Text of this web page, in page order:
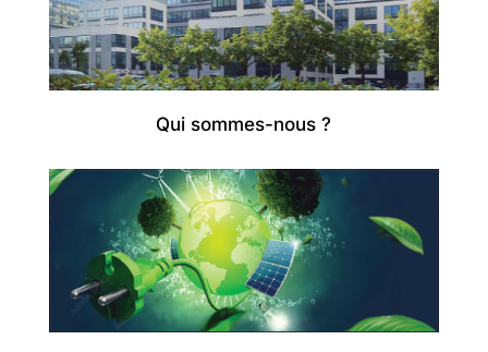
Qui sommes-nous ?